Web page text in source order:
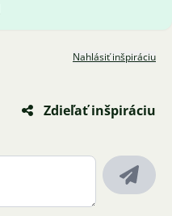
Nahlásiť inšpiráciu
Zdieľať inšpiráciu